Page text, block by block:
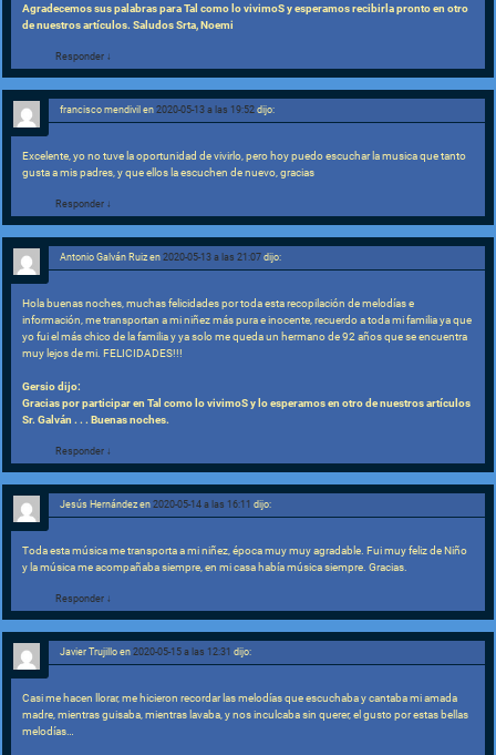
Agradecemos sus palabras para Tal como lo vivimoS y esperamos recibirla pronto en otro
de nuestros artículos. Saludos Srta, Noemi
Responder ↓
francisco mendivil en2020-05-13 a las 19:52 dijo:
Excelente, yo no tuve la oportunidad de vivirlo, pero hoy puedo escuchar la musica que tanto
gusta a mis padres, y que ellos la escuchen de nuevo, gracias
Responder ↓
Antonio Galván Ruizen2020-05-13 a las 21:07 dijo:
Hola buenas noches, muchas felicidades por toda esta recopilación de melodías e
información, me transportan a mi niñez más pura e inocente, recuerdo a toda mi familia ya que
yo fui el más chico de la familia y ya solo me queda un hermano de 92 años que se encuentra
muy lejos de mi. FELICIDADES!!!
Gersio dijo:
Gracias por participar en Tal como lo vivimoS y lo esperamos en otro de nuestros artículos
Sr. Galván . . . Buenas noches.
Responder ↓
Jesús Hernández en2020-05-14 a las 16:11 dijo:
Toda esta música me transporta a mi niñez, época muy muy agradable. Fui muy feliz de Niño
y la música me acompañaba siempre, en mi casa había música siempre. Gracias.
Responder ↓
Javier Trujillo en2020-05-15 a las 12:31 dijo:
Casi me hacen llorar, me hicieron recordar las melodías que escuchaba y cantaba mi amada
madre, mientras guisaba, mientras lavaba, y nos inculcaba sin querer, el gusto por estas bellas
melodías…